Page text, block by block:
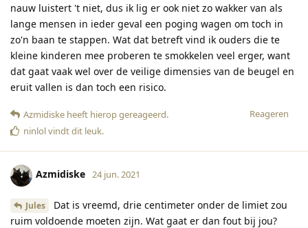
nauw luistert 't niet, dus ik lig er ook niet zo wakker van als
lange mensen in ieder geval een poging wagen om toch in
zo'n baan te stappen. Wat dat betreft vind ik ouders die te
kleine kinderen mee proberen te smokkelen veel erger, want
dat gaat vaak wel over de veilige dimensies van de beugel en
eruit vallen is dan toch een risico.
Reageren
Azmidiske heeft hierop gereageerd.
ninlolvindt dit leuk.
Azmidiske 24 jun. 2021
Jules
Dat is vreemd, drie centimeter onder de limiet zou
ruim voldoende moeten zijn. Wat gaat er dan fout bij jou?